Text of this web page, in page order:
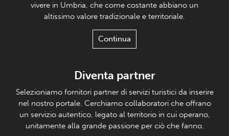
vivere in Umbria, che come costante abbiano un
altissimo valore tradizionale e territoriale.
Continua
Diventa partner
Selezioniamo fornitori partner di servizi turistici da inserire
nel nostro portale. Cerchiamo collaboratori che offrano
un servizio autentico, legato al territorio in cui operano,
unitamente alla grande passione per ciò che fanno.